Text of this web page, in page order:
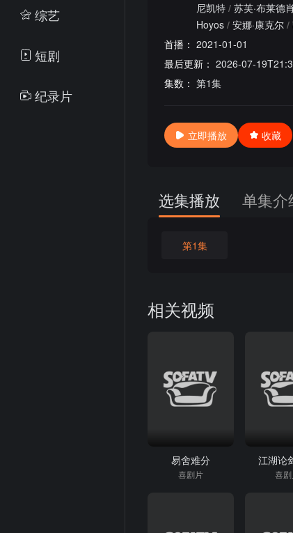
综艺
短剧
纪录片
尼凯特 / 苏芙·布莱德肖
Hoyos / 安娜·康克尔 /
首播： 2021-01-01
最后更新： 2026-07-
集数： 第1集
立即播放 收藏
选集播放 单集介
第1集
相关视频
易舍难分
喜剧片
江湖论
喜